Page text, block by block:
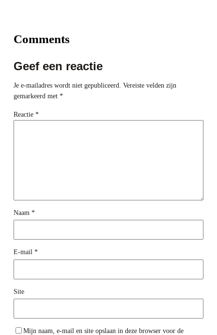
Comments
Geef een reactie
Je e-mailadres wordt niet gepubliceerd. Vereiste velden zijn
gemarkeerd met *
Reactie *
Naam *
E-mail *
Site
Mijn naam, e-mail en site opslaan in deze browser voor de